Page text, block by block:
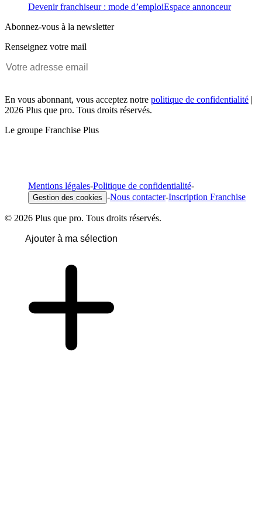
Devenir franchiseur : mode d’emploiEspace annonceur
Abonnez-vous à la newsletter
Renseignez votre mail
En vous abonnant, vous acceptez notre politique de confidentialité |
2026 Plus que pro. Tous droits réservés.
Le groupe Franchise Plus
Mentions légales-Politique de confidentialité-
Gestion des cookies -Nous contacter-Inscription Franchise
© 2026 Plus que pro. Tous droits réservés.
Ajouter à ma sélection